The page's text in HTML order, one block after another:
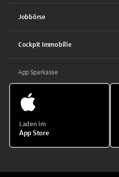
Jobbörse
Cockpit Immobilie
App Sparkasse
Laden im
App Store